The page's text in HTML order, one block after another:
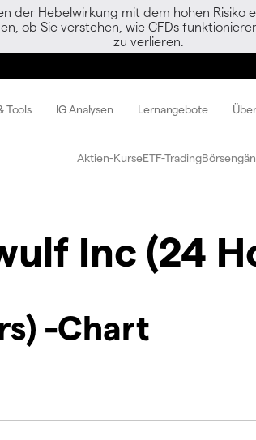
Hebelwirkung mit dem hohen Risiko
ob Sie verstehen, wie CFDs
zu verlieren.
Tools IG Analysen Lernangebote
Aktien-KurseETF-Trading
Inc (24
-Chart